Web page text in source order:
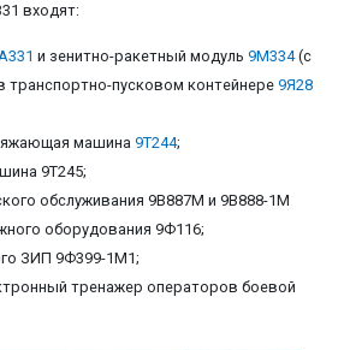
входят:
и зенитно-ракетный модуль 9М334(с
транспортно-пусковом контейнере 9Я28
машина 9Т244;
9Т245;
обслуживания 9B887M и 9В888-1M
оборудования 9Ф116;
ЗИП 9Ф399-1М1;
тренажер операторов боевой